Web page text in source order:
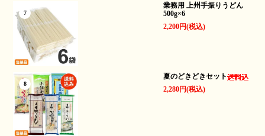
7
業務用 上州手振りうどん
500g×6
2,200円(税込)
8
夏のどきどきセット
2,280円(税込)